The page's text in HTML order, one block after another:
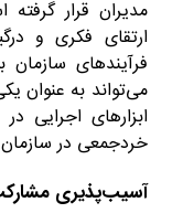
مدیران قرار
ارتقای فکری‌‌ و
فرآیندهای
می‌تواند به عنوان
ابزارهای اجرایی
خردجمعی در سازمان
آسیب‌پذیری